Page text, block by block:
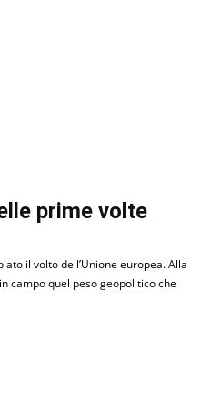
prime volte
il volto dell’Unione europea. Alla
campo quel peso geopolitico che